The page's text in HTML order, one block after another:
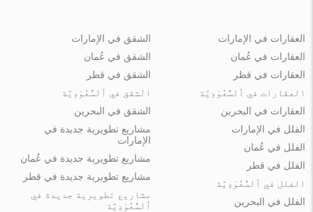
العقارات في الإمارات
العقارات في عُمان
العقارات في قطر
العقارات في ٱلسُّعُوْدِيَّة
العقارات في البحرين
الشقق في الإمارات
الشقق في عُمان
الشقق في قطر
الشقق في ٱلسُّعُوْدِيَّة
الشقق في البحرين
الفلل في الإمارات
الفلل في عُمان
الفلل في قطر
الفلل في ٱلسُّعُوْدِيَّة
الفلل في البحرين
مشاريع تطويرية جديدة في
الإمارات
مشاريع تطويرية جديدة في عُمان
مشاريع تطويرية جديدة في قطر
مشاريع تطويرية جديدة في
ٱلسُّعُوْدِيَّة